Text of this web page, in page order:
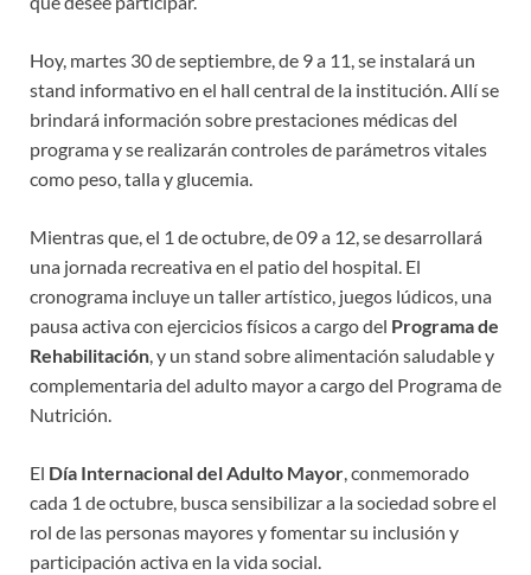
Hoy, martes 30 de septiembre, de 9 a 11, se instalará un
stand informativo en el hall central de la institución. Allí se
brindará información sobre prestaciones médicas del
programa y se realizarán controles de parámetros vitales
como peso, talla y glucemia.
Mientras que, el 1 de octubre, de 09 a 12, se desarrollará
una jornada recreativa en el patio del hospital. El
cronograma incluye un taller artístico, juegos lúdicos, una
pausa activa con ejercicios físicos a cargo del Programa de
Rehabilitación, y un stand sobre alimentación saludable y
complementaria del adulto mayor a cargo del Programa de
Nutrición.
El Día Internacional del Adulto Mayor, conmemorado
cada 1 de octubre, busca sensibilizar a la sociedad sobre el
rol de las personas mayores y fomentar su inclusión y
participación activa en la vida social.